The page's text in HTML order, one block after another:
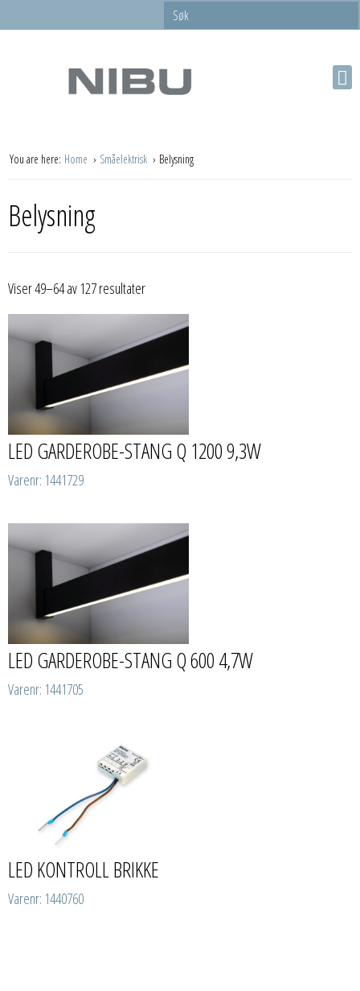
You are here: Home Småelektrisk Belysning
Belysning
Viser 49–64 av 127 resultater
LED GARDEROBE-STANG Q 1200 9,3W
Varenr: 1441729
LED GARDEROBE-STANG Q 600 4,7W
Varenr: 1441705
LED KONTROLL BRIKKE
Varenr: 1440760